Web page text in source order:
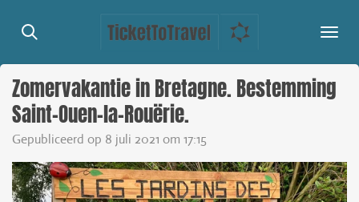
direct
de
hoofdinhoud
Zomervakantie in Bretagne. Bestemming
Saint-Ouen-la-Rouërie.
Gepubliceerd op 8 juli 2021 om 17:15